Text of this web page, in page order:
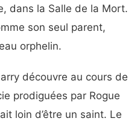
dans la Salle de la Mort.
son seul parent,
orphelin.
découvre au cours de
prodiguées par Rogue
loin d’être un saint. Le